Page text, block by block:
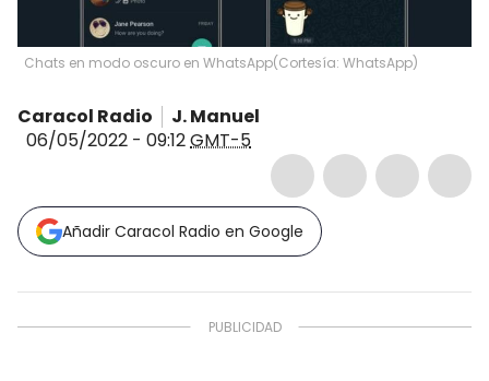
Chats en modo oscuro en WhatsApp(Cortesía: WhatsApp)
Caracol Radio
J. Manuel
06/05/2022 - 09:12GMT-5
Añadir Caracol Radio en Google